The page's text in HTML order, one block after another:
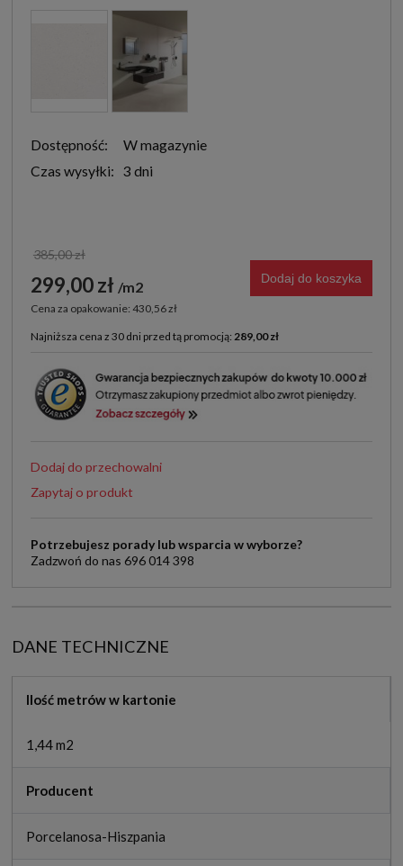
Dostępność:
W magazynie
Czas wysyłki: 3 dni
385,00 zł
299,00 zł m2
Cena za opakowanie: 430,56 zł
Dodaj do koszyka
Najniższa cena z 30 dni przed tą promocją: 289,00 zł
Jeżeli produkt jest sprzedawany krócej niż 30 dni,
wyświetlana jest najniższa cena od momentu, kiedy
produkt pojawił się w sprzedaży.
Dodaj do przechowalni
Zapytaj o produkt
Potrzebujesz porady lub wsparcia w wyborze?
Zadzwoń do nas 696 014 398
DANE TECHNICZNE
Ilość metrów w kartonie
1,44 m2
Producent
Porcelanosa-Hiszpania